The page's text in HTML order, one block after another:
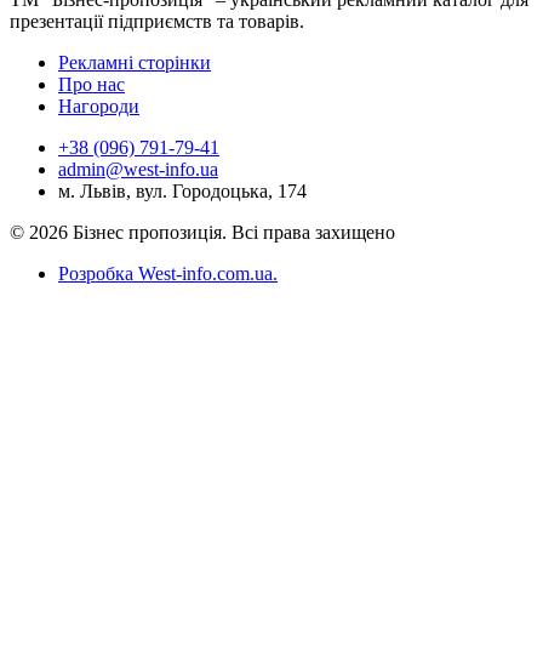
презентації підприємств та товарів.
Рекламні сторінки
Про нас
Нагороди
+38 (096) 791-79-41
admin@west-info.ua
м. Львів, вул. Городоцька, 174
© 2026 Бізнес пропозиція. Всі права захищено
Розробка West-info.com.ua.